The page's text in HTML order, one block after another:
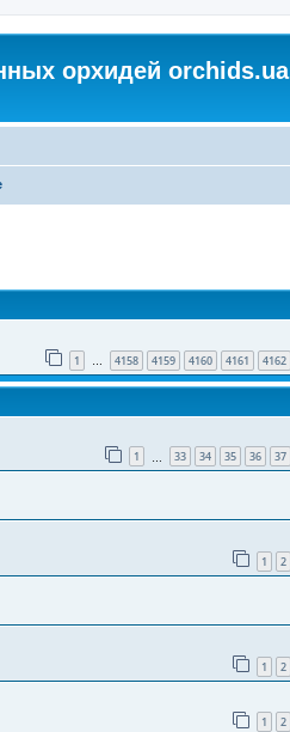
орхидей orchids.ua
1 … 4158 4159 4160 4161 4162
1 33 34 35 36 37
1 2
1 2
1 2